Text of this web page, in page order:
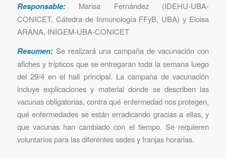
Responsable:Marisa Fernández (IDEHU-UBA-
CONICET, Cátedra de Inmunología FFyB, UBA) y Eloisa
ARANA, INIGEM-UBA-CONICET
Resumen:Se realizará una campaña de vacunación con
afiches y trípticos que se entregaran toda la semana luego
del 29/4 en el hall principal. La campaña de vacunación
incluye explicaciones y material donde se describen las
vacunas obligatorias, contra qué enfermedad nos protegen,
qué enfermedades se están erradicando gracias a ellas, y
que vacunas han cambiado con el tiempo. Se requieren
voluntarios para las diferentes sedes y franjas horarias.